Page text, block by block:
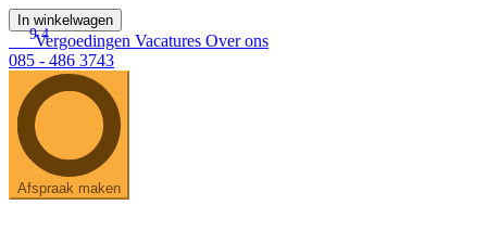
In winkelwagen
9.4
Vergoedingen Vacatures Over ons
085 - 486 3743
Afspraak maken